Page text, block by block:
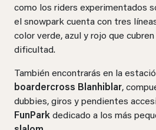
como los riders experimentados
el snowpark cuenta con tres
color verde, azul y rojo que
dificultad.
También encontrarás en la
boardercross Blanhiblar,
dubbies, giros y pendientes
FunPark dedicado a los más